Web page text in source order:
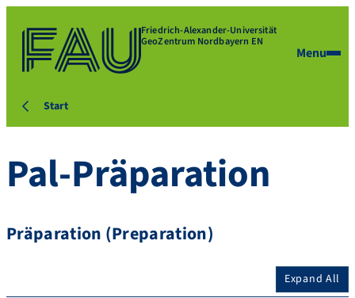
Friedrich-Alexander-Universität
GeoZentrum Nordbayern EN
Menu
Start
Pal-Präparation
Präparation (Preparation)
Expand All